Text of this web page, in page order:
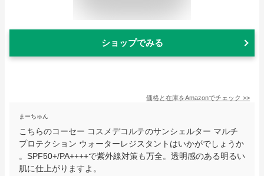
ショップでみる
価格と在庫をAmazonでチェック >>
まーちゅん
こちらのコーセー コスメデコルテのサンシェルター マルチ
プロテクション ウォーターレジスタントはいかがでしょうか
。SPF50+/PA++++で紫外線対策も万全。透明感のある明るい
肌に仕上がりますよ。